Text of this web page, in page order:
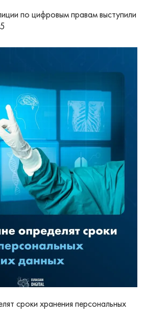
по цифровым правам выступили
сроки хранения персональных